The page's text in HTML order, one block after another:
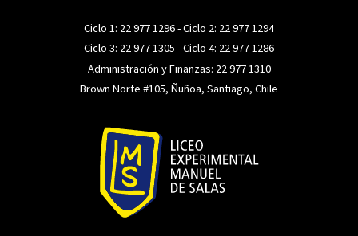
Ciclo 1: 22 977 1296- Ciclo 2: 22 977 1294
Ciclo 3: 22 977 1305 - Ciclo 4: 22 977 1286
Administración y Finanzas: 22 977 1310
Brown Norte #105, Ñuñoa, Santiago, Chile